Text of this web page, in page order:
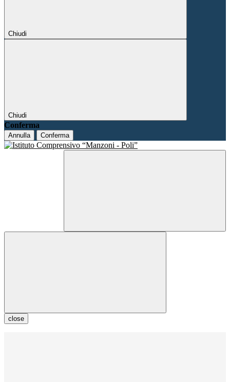
Chiudi
Chiudi
Conferma
Annulla Conferma
close